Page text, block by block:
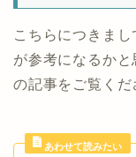
こちらにつきま
が参考になるか
の記事をご覧くだ